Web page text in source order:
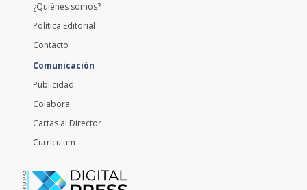
¿Quiénes somos?
Política Editorial
Contacto
Comunicación
Publicidad
Colabora
Cartas al Director
Currículum